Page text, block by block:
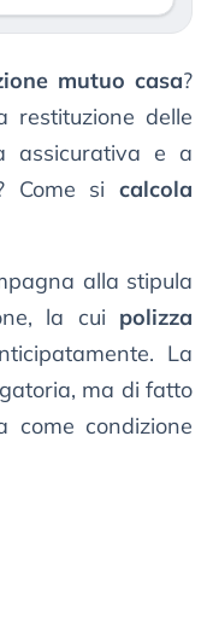
mutuo casa?
restituzione delle
assicurativa e a
Come si calcola
alla stipula
la cui polizza
La
ma di fatto
come condizione